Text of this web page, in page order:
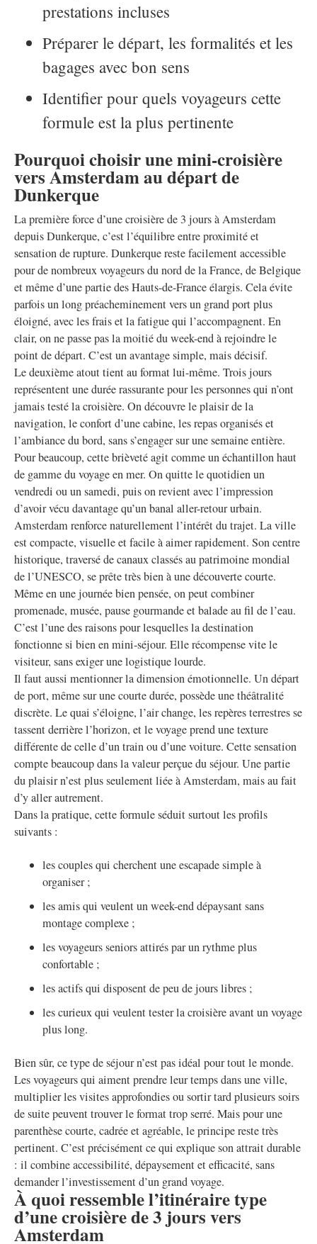
prestations incluses
Préparer le départ, les formalités et les
bagages avec bon sens
Identifier pour quels voyageurs cette
formule est la plus pertinente
Pourquoi choisir une mini-croisière
vers Amsterdam au départ de
Dunkerque
La première force d’une croisière de 3 jours à Amsterdam
depuis Dunkerque, c’est l’équilibre entre proximité et
sensation de rupture. Dunkerque reste facilement accessible
pour de nombreux voyageurs du nord de la France, de Belgique
et même d’une partie des Hauts-de-France élargis. Cela évite
parfois un long préacheminement vers un grand port plus
éloigné, avec les frais et la fatigue qui l’accompagnent. En
clair, on ne passe pas la moitié du week-end à rejoindre le
point de départ. C’est un avantage simple, mais décisif.
Le deuxième atout tient au format lui-même. Trois jours
représentent une durée rassurante pour les personnes qui n’ont
jamais testé la croisière. On découvre le plaisir de la
navigation, le confort d’une cabine, les repas organisés et
l’ambiance du bord, sans s’engager sur une semaine entière.
Pour beaucoup, cette brièveté agit comme un échantillon haut
de gamme du voyage en mer. On quitte le quotidien un
vendredi ou un samedi, puis on revient avec l’impression
d’avoir vécu davantage qu’un banal aller-retour urbain.
Amsterdam renforce naturellement l’intérêt du trajet. La ville
est compacte, visuelle et facile à aimer rapidement. Son centre
historique, traversé de canaux classés au patrimoine mondial
de l’UNESCO, se prête très bien à une découverte courte.
Même en une journée bien pensée, on peut combiner
promenade, musée, pause gourmande et balade au fil de l’eau.
C’est l’une des raisons pour lesquelles la destination
fonctionne si bien en mini-séjour. Elle récompense vite le
visiteur, sans exiger une logistique lourde.
Il faut aussi mentionner la dimension émotionnelle. Un départ
de port, même sur une courte durée, possède une théâtralité
discrète. Le quai s’éloigne, l’air change, les repères terrestres se
tassent derrière l’horizon, et le voyage prend une texture
différente de celle d’un train ou d’une voiture. Cette sensation
compte beaucoup dans la valeur perçue du séjour. Une partie
du plaisir n’est plus seulement liée à Amsterdam, mais au fait
d’y aller autrement.
Dans la pratique, cette formule séduit surtout les profils
suivants :
les couples qui cherchent une escapade simple à
organiser ;
les amis qui veulent un week-end dépaysant sans
montage complexe ;
les voyageurs seniors attirés par un rythme plus
confortable ;
les actifs qui disposent de peu de jours libres ;
les curieux qui veulent tester la croisière avant un voyage
plus long.
Bien sûr, ce type de séjour n’est pas idéal pour tout le monde.
Les voyageurs qui aiment prendre leur temps dans une ville,
multiplier les visites approfondies ou sortir tard plusieurs soirs
de suite peuvent trouver le format trop serré. Mais pour une
parenthèse courte, cadrée et agréable, le principe reste très
pertinent. C’est précisément ce qui explique son attrait durable
: il combine accessibilité, dépaysement et efficacité, sans
demander l’investissement d’un grand voyage.
À quoi ressemble l’itinéraire type
d’une croisière de 3 jours vers
Amsterdam